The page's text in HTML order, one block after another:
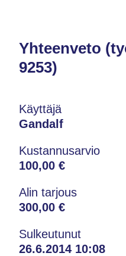
Yhteenveto
9253)
Käyttäjä
Gandalf
Kustannusarvio
100,00 €
Alin tarjous
300,00 €
Sulkeutunut
26.6.2014 10:08